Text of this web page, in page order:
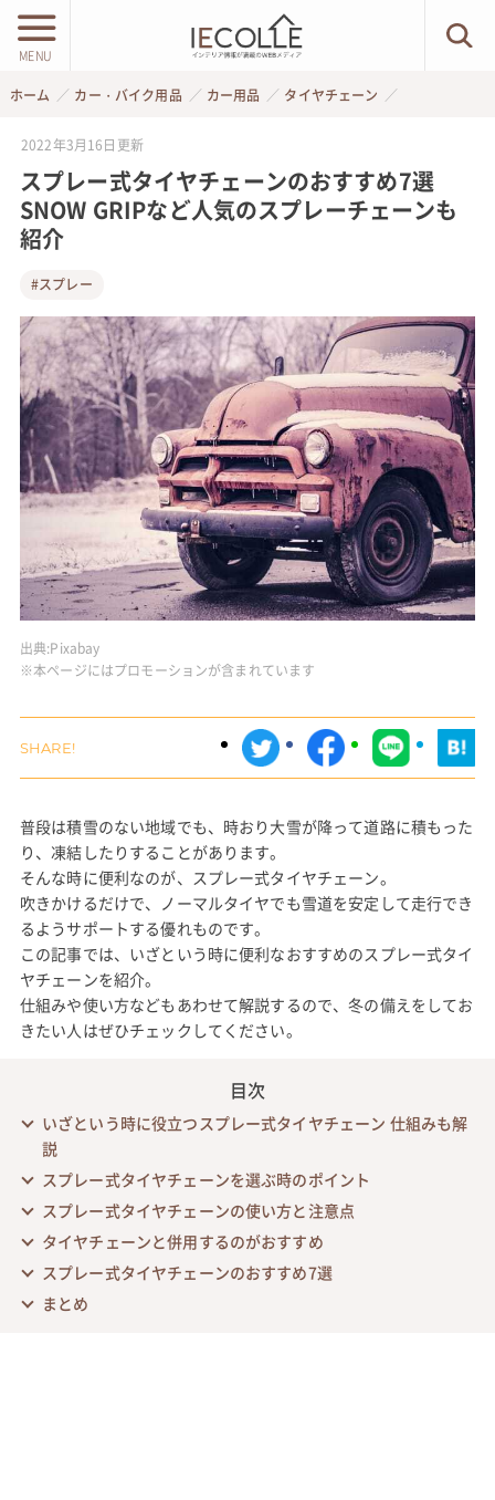
MENU
ホーム カー・バイク用品 カー用品 タイヤチェーン
2022年3月16日 更新
スプレー式タイヤチェーンのおすすめ7選
SNOW GRIPなど人気のスプレーチェーンも
紹介
#スプレー
出典:Pixabay
※本ページにはプロモーションが含まれています
普段は積雪のない地域でも、時おり大雪が降って道路に積もった
り、凍結したりすることがあります。
そんな時に便利なのが、スプレー式タイヤチェーン。
吹きかけるだけで、ノーマルタイヤでも雪道を安定して走行でき
るようサポートする優れものです。
この記事では、いざという時に便利なおすすめのスプレー式タイ
ヤチェーンを紹介。
仕組みや使い方などもあわせて解説するので、冬の備えをしてお
きたい人はぜひチェックしてください。
目次
いざという時に役立つスプレー式タイヤチェーン 仕組みも解
説
スプレー式タイヤチェーンを選ぶ時のポイント
スプレー式タイヤチェーンの使い方と注意点
タイヤチェーンと併用するのがおすすめ
スプレー式タイヤチェーンのおすすめ7選
まとめ